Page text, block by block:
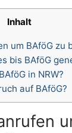
Inhalt
um BAföG zu
bis BAföG
in NRW?
auf BAföG?